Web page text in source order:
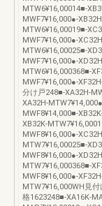
MTW6¥16,00014■-
MWF7¥16,000●-
MTW6¥16,00019■-
MWF7¥16,000●-
MTW6¥16,00025■-
MWF7¥16,000●-
MTW6¥16,000368■-
MWF7¥16,000●-
分け戸248■-XA32H-
XA32H-
MWF8¥14,000■-
XB32K-
MWF8¥16,000●-
MTW7¥16,00025■-
MWF8¥16,000●-
MTW7¥16,000368■-
MWF8¥16,000●-
MTW7¥16,000WH見
格1623248■-XA16K-